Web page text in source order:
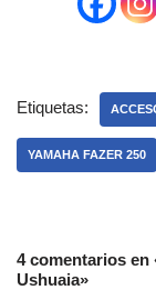
Etiquetas:
YAMAHA FAZER 250
4 comentarios en
Ushuaia»